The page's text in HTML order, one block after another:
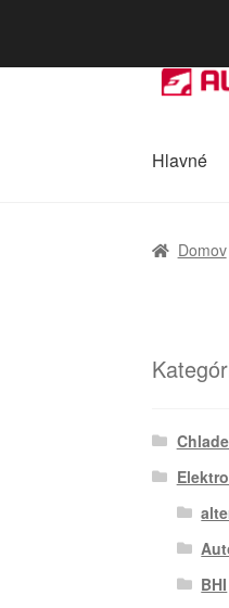
Preskočiť
na
Preskočiť
na
Hlavné
Domov
BHI